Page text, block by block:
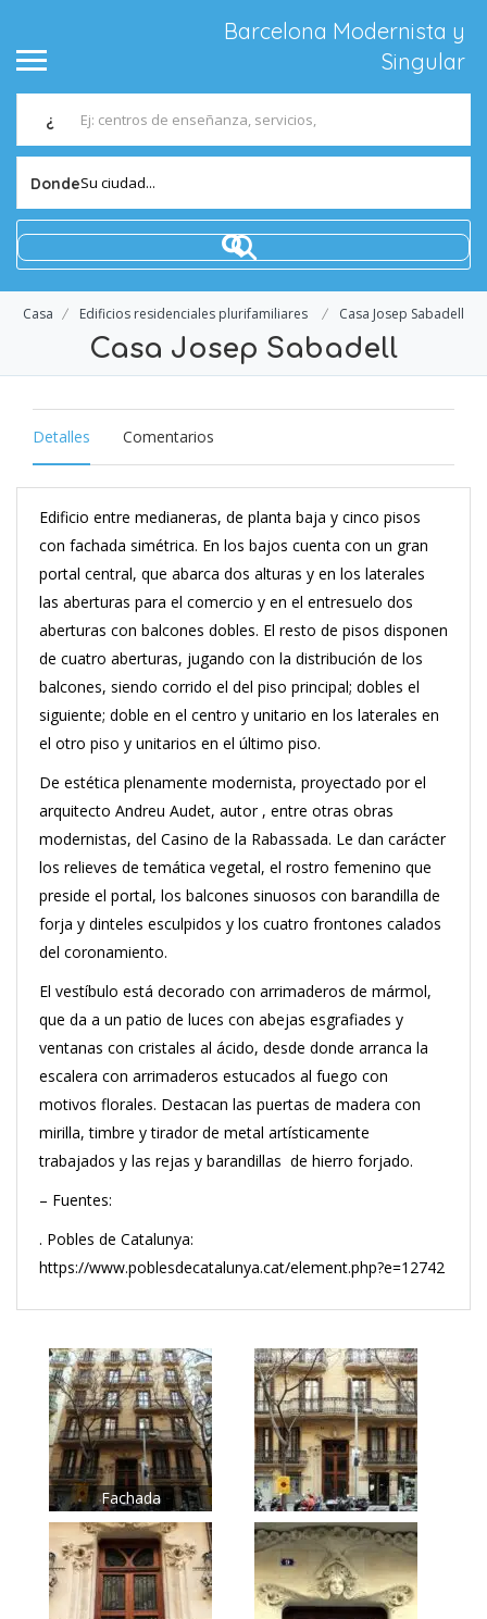
Barcelona Modernista y
Singular
¿
DondeSu ciudad...
Casa Edificios residenciales plurifamiliares Casa Josep Sabadell
Casa Josep Sabadell
Detalles Comentarios
Edificio entre medianeras, de planta baja y cinco pisos
con fachada simétrica. En los bajos cuenta con un gran
portal central, que abarca dos alturas y en los laterales
las aberturas para el comercio y en el entresuelo dos
aberturas con balcones dobles. El resto de pisos disponen
de cuatro aberturas, jugando con la distribución de los
balcones, siendo corrido el del piso principal; dobles el
siguiente; doble en el centro y unitario en los laterales en
el otro piso y unitarios en el último piso.
De estética plenamente modernista, proyectado por el
arquitecto Andreu Audet, autor , entre otras obras
modernistas, del Casino de la Rabassada. Le dan carácter
los relieves de temática vegetal, el rostro femenino que
preside el portal, los balcones sinuosos con barandilla de
forja y dinteles esculpidos y los cuatro frontones calados
del coronamiento.
El vestíbulo está decorado con arrimaderos de mármol,
que da a un patio de luces con abejas esgrafiades y
ventanas con cristales al ácido, desde donde arranca la
escalera con arrimaderos estucados al fuego con
motivos florales. Destacan las puertas de madera con
mirilla, timbre y tirador de metal artísticamente
trabajados y las rejas y barandillas de hierro forjado.
– Fuentes:
. Pobles de Catalunya:
https://www.poblesdecatalunya.cat/element.php?e=12742
Fachada